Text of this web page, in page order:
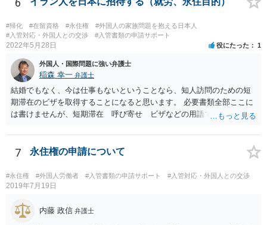
#帰化 #在留資格 #永住権
#外国人の家族問題を抱える日本人
#入管対応・外国人との交渉
#入管書類の申請サポート
2022年5月28日 役にたった 1
外国人・国際問題に強い弁護士
稲森 幸一 弁護士
結婚でもなく、今は仕事もないということなら、知人訪問のための短
期滞在のビザを取得することになると思います。 必要書類全部ここに
は書けませんが、短期滞在 呼び寄せ ビザなどの用語で検索すると
す。 それらを揃えて、イランにある日本大使館ににビザを申請するこ
とになります。 期間は通常９０日、３０日、あるいは１５日ですが、
今はコロナもあり刻々と状況が変わっているので、事前に外務省や大
使館に問い合わせたほうがいいかもしれません。ネットでの情報収集
もしたほうがいいと思います
7 永住権の申請について
#永住権 #外国人労働者 #入管書類の申請サポート #入管対応・外国人との交渉
2019年7月19日
内藤 政信 弁護士